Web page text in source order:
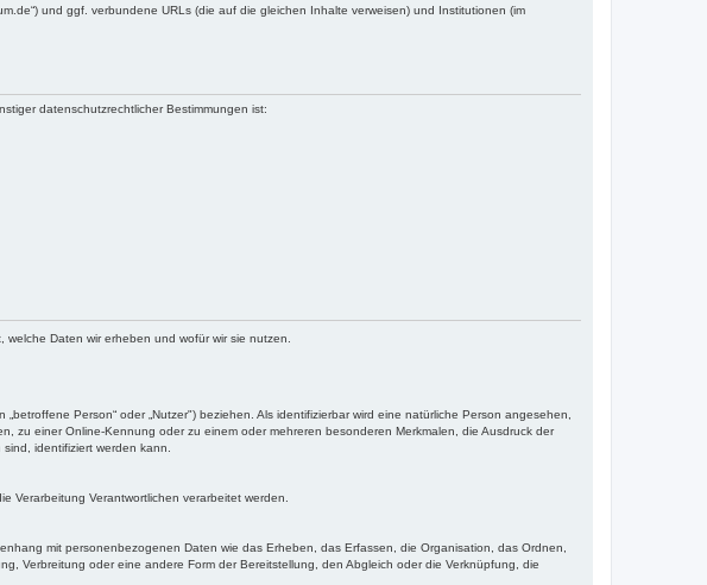
und ggf. verbundene URLs (die auf die gleichen Inhalte verweisen) und Institutionen (im
datenschutzrechtlicher Bestimmungen ist:
Daten wir erheben und wofür wir sie nutzen.
Person“ oder „Nutzer") beziehen. Als identifizierbar wird eine natürliche Person angesehen,
zu einer Online-Kennung oder zu einem oder mehreren besonderen Merkmalen, die Ausdruck der
identifiziert werden kann.
Verarbeitung Verantwortlichen verarbeitet werden.
mit personenbezogenen Daten wie das Erheben, das Erfassen, die Organisation, das Ordnen,
Verbreitung oder eine andere Form der Bereitstellung, den Abgleich oder die Verknüpfung, die